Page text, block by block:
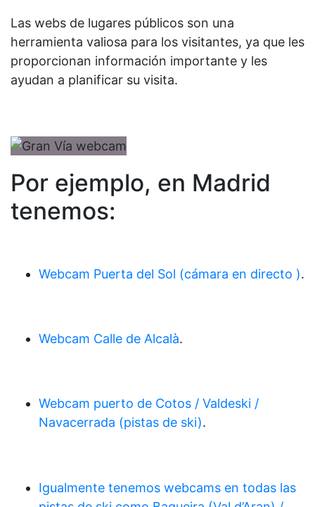
Las webs de lugares públicos son una
herramienta valiosa para los visitantes, ya que les
proporcionan información importante y les
ayudan a planificar su visita.
Por ejemplo, en Madrid
tenemos:
Webcam Puerta del Sol (cámara en directo ).
Webcam Calle de Alcalà.
Webcam puerto de Cotos / Valdeski /
Navacerrada (pistas de ski).
Igualmente tenemos webcams en todas las